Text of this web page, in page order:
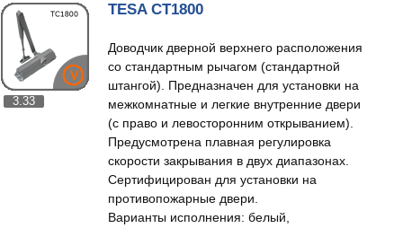
3.33
TESA CT1800
Доводчик дверной верхнего расположения
со стандартным рычагом (стандартной
штангой). Предназначен для установки на
межкомнатные и легкие внутренние двери
(с право и левосторонним открыванием).
Предусмотрена плавная регулировка
скорости закрывания в двух диапазонах.
Сертифицирован для установки на
противопожарные двери.
Варианты исполнения: белый,